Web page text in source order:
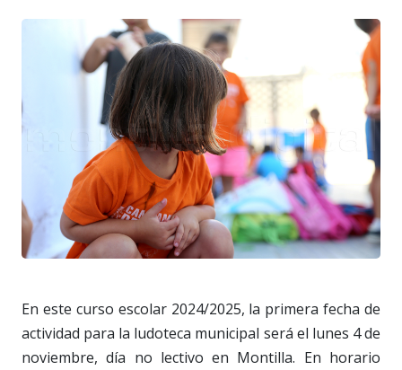
En este curso escolar 2024/2025, la primera fecha de
actividad para la ludoteca municipal será el lunes 4 de
noviembre, día no lectivo en Montilla. En horario